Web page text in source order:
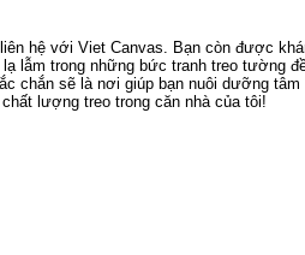
hệ với Viet Canvas. Bạn còn được
lẫm trong những bức tranh treo tường
chắn sẽ là nơi giúp bạn nuôi dưỡng
lượng treo trong căn nhà của tôi!